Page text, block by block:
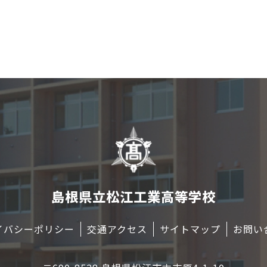
島根県立松江工業高等学校
バシーポリシー 交通アクセス サイトマップ お問い